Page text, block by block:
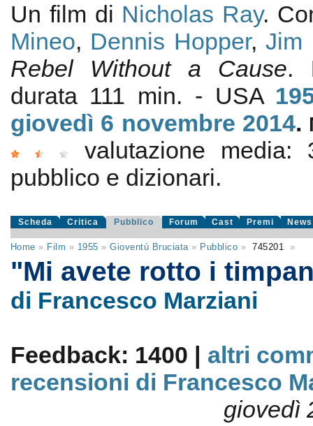
Un film di Nicholas Ray.
Mineo, Dennis Hopper,Jim
Rebel Without a Cause.
durata 111 min. - USA
giovedì 6 novembre 2014.
valutazione media:
pubblico e dizionari.
Scheda Critica Pubblico Forum Cast Premi News
Home » Film » 1955 »Gioventù Bruciata» Pubblico » 745201 »
"Mi avete rotto i
di Francesco Marziani
Feedback: 1400 | altri
recensioni di Francesco
giovedì